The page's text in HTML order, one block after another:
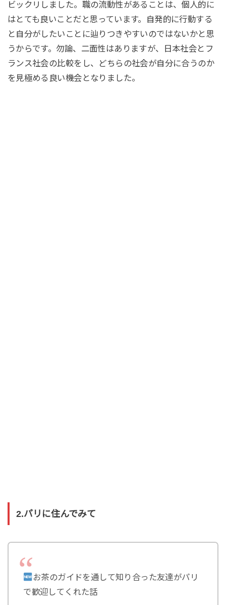
ビックリしました。職の流動性があることは、個人的に
はとても良いことだと思っています。自発的に行動する
と自分がしたいことに辿りつきやすいのではないかと思
うからです。勿論、二面性はありますが、日本社会とフ
ランス社会の比較をし、どちらの社会が自分に合うのか
を見極める良い機会となりました。
2.パリに住んでみて
お茶のガイドを通して知り合った友達がパリ
で歓迎してくれた話